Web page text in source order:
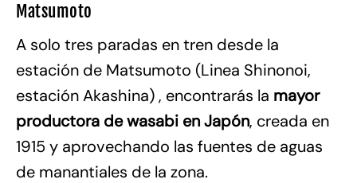
Matsumoto
A solo tres paradas en tren desde la
estación de Matsumoto (Linea Shinonoi,
estación Akashina) , encontrarás la mayor
productora de wasabi en Japón, creada en
1915 y aprovechando las fuentes de aguas
de manantiales de la zona.